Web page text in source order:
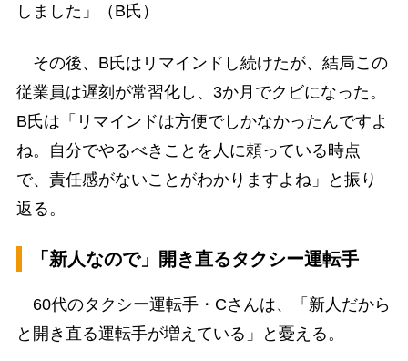
しました」（B氏）
その後、B氏はリマインドし続けたが、結局この
従業員は遅刻が常習化し、3か月でクビになった。
B氏は「リマインドは方便でしかなかったんですよ
ね。自分でやるべきことを人に頼っている時点
で、責任感がないことがわかりますよね」と振り
返る。
「新人なので」開き直るタクシー運転手
60代のタクシー運転手・Cさんは、「新人だから
と開き直る運転手が増えている」と憂える。